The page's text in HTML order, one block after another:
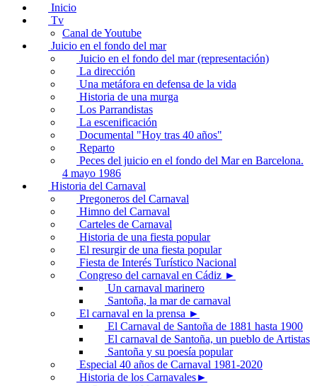
Inicio
Tv
Canal de Youtube
Juicio en el fondo del mar
Juicio en el fondo del mar (representación)
La dirección
Una metáfora en defensa de la vida
Historia de una murga
Los Parrandistas
La escenificación
Documental "Hoy tras 40 años"
Reparto
Peces del juicio en el fondo del Mar en Barcelona.
4 mayo 1986
Historia del Carnaval
Pregoneros del Carnaval
Himno del Carnaval
Carteles de Carnaval
Historia de una fiesta popular
El resurgir de una fiesta popular
Fiesta de Interés Turístico Nacional
Congreso del carnaval en Cádiz ►
Un carnaval marinero
Santoña, la mar de carnaval
El carnaval en la prensa ►
El Carnaval de Santoña de 1881 hasta 1900
El carnaval de Santoña, un pueblo de Artistas
Santoña y su poesía popular
Especial 40 años de Carnaval 1981-2020
Historia de los Carnavales►